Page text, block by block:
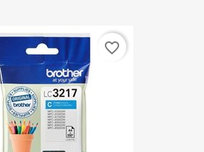
favorite_border